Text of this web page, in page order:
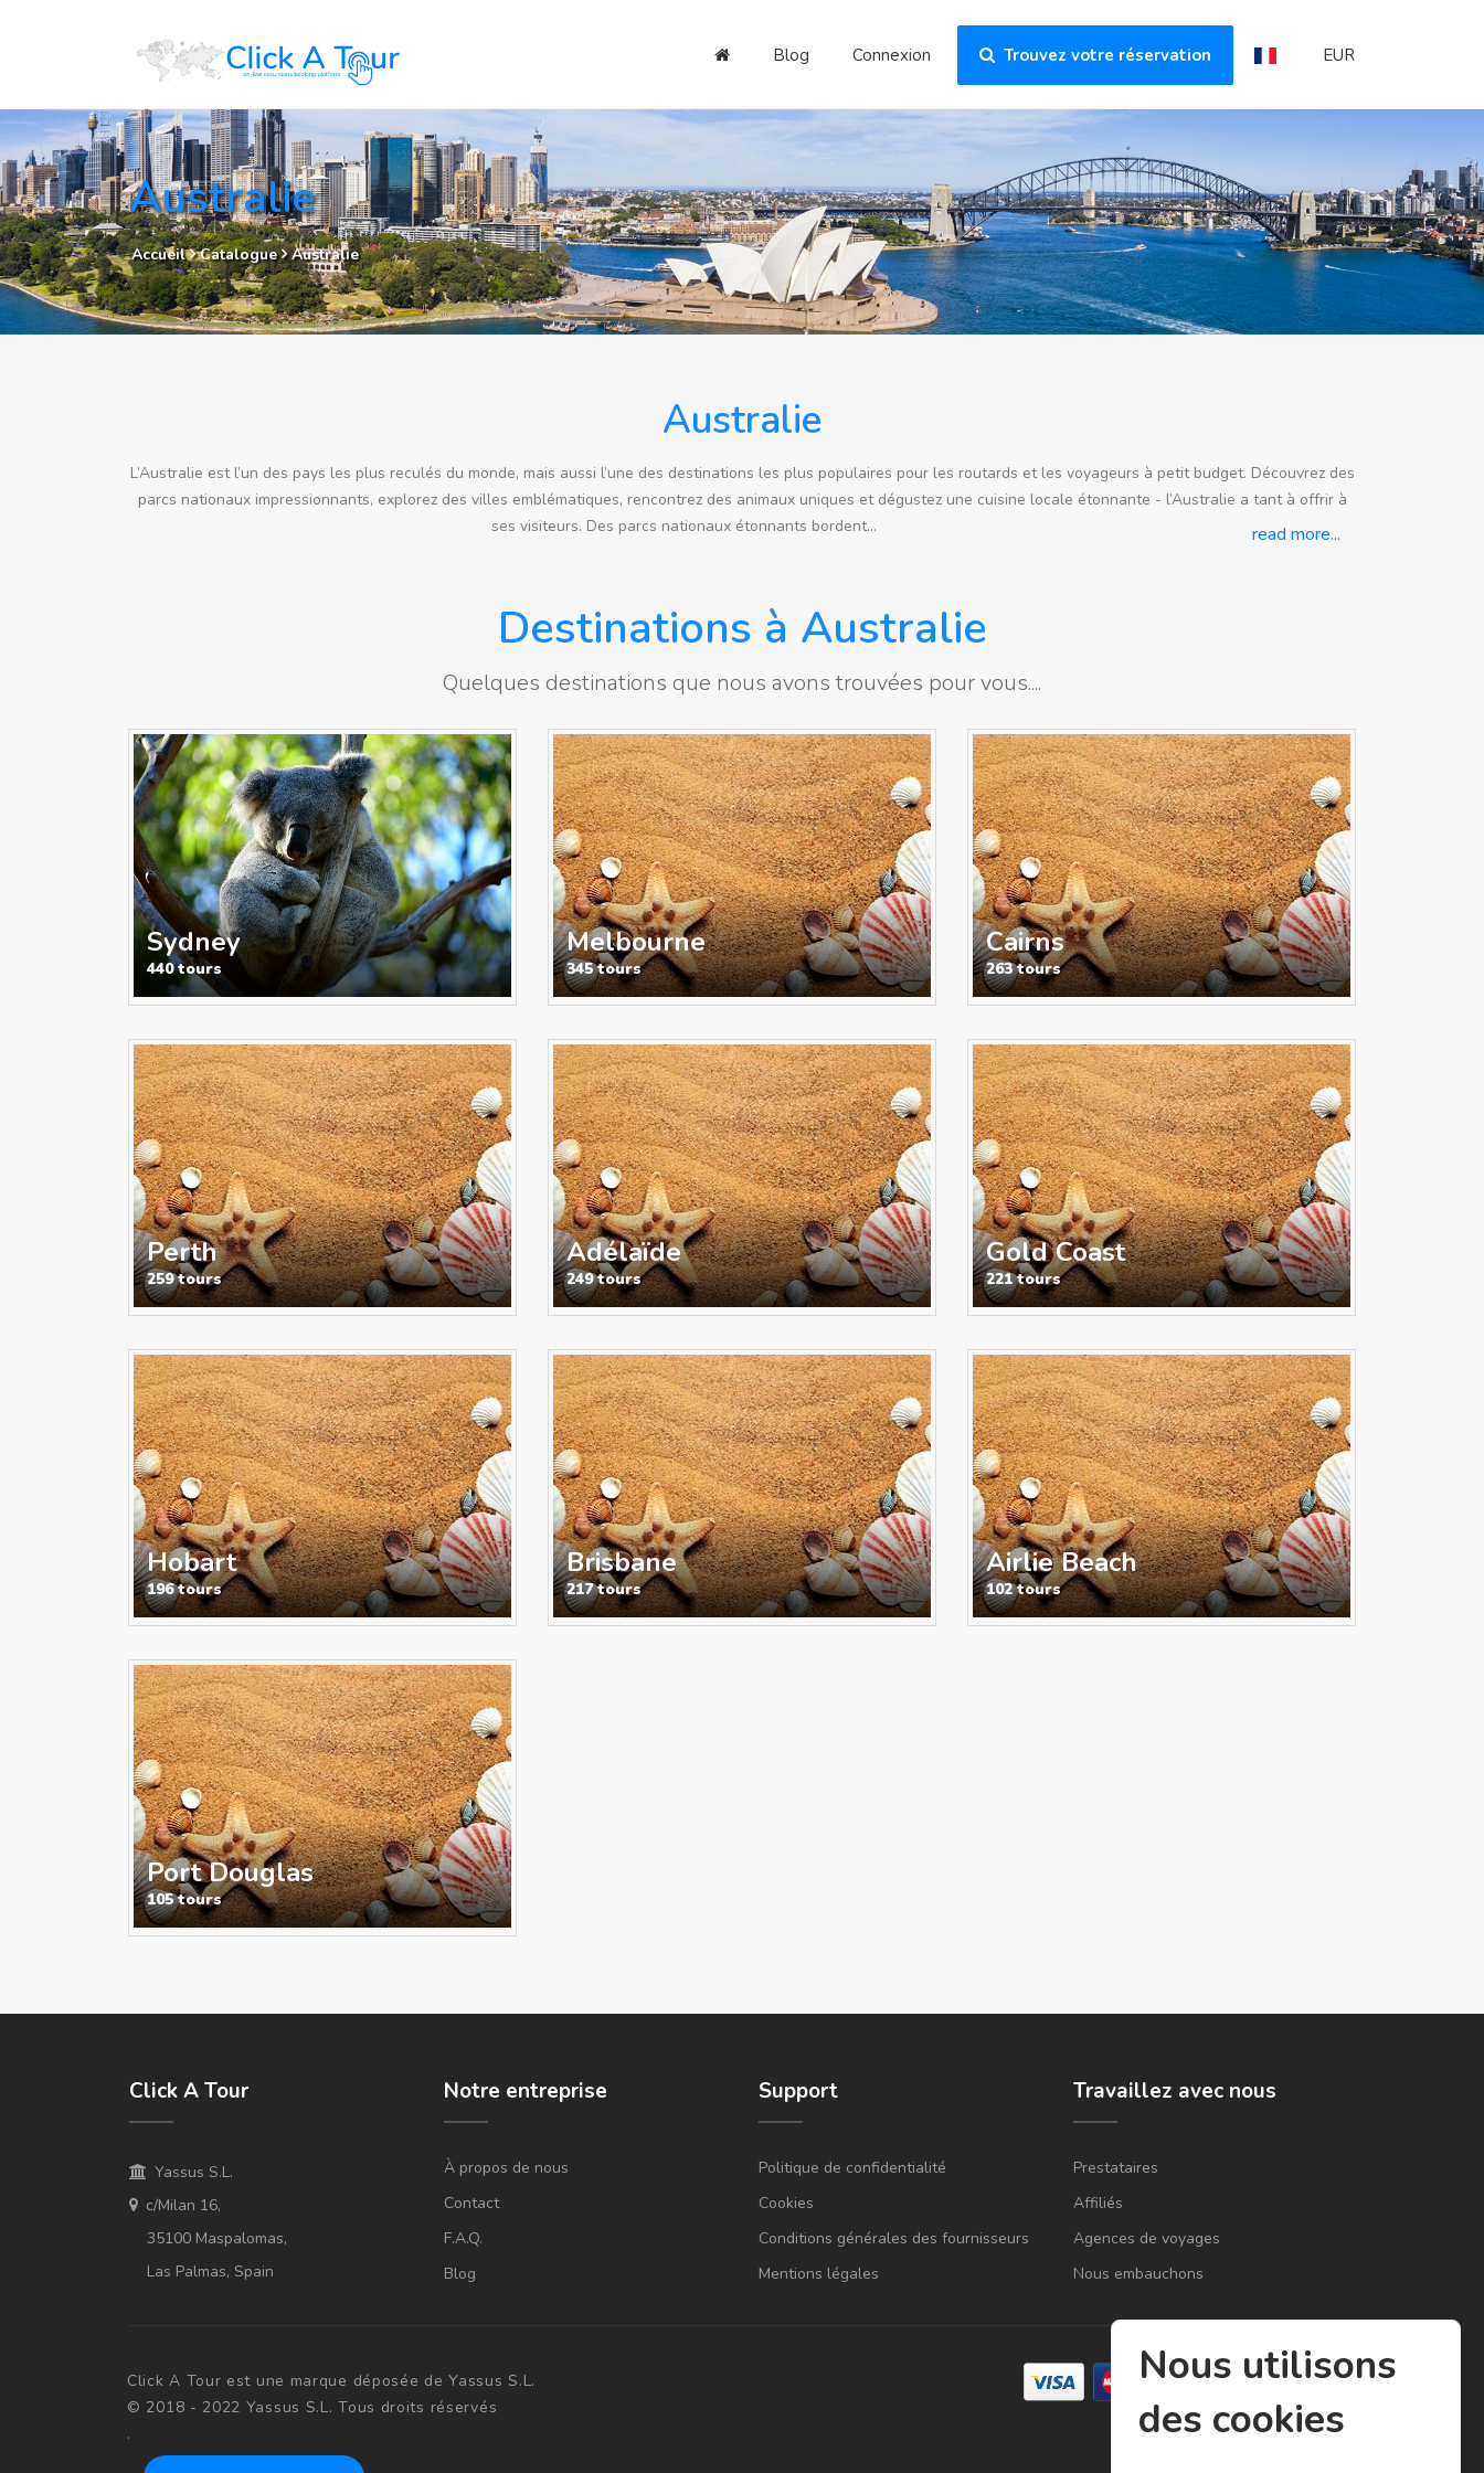
Blog Connexion Trouvez votre réservation EUR
Australie
Accueil Catalogue Australie
Australie
L’Australie est l’un des pays les plus reculés du monde, mais aussi l’une des destinations les plus populaires pour les routards et les voyageurs à petit budget. Découvrez des
parcs nationaux impressionnants, explorez des villes emblématiques, rencontrez des animaux uniques et dégustez une cuisine locale étonnante - l’Australie a tant à offrir à
ses visiteurs. Des parcs nationaux étonnants bordent...
read more...
Destinations à Australie
Quelques destinations que nous avons trouvées pour vous....
Sydney
440 tours
Melbourne
345 tours
Cairns
263 tours
Perth
259 tours
Adélaïde
249 tours
Gold Coast
221 tours
Hobart
196 tours
Brisbane
217 tours
Airlie Beach
102 tours
Port Douglas
105 tours
Click A Tour
Yassus S.L.
c/Milan 16,
35100 Maspalomas,
Las Palmas, Spain
Notre entreprise
À propos de nous
Contact
F.A.Q.
Blog
Support
Politique de confidentialité
Cookies
Conditions générales des fournisseurs
Mentions légales
Travaillez avec nous
Prestataires
Affiliés
Agences de voyages
Nous embauchons
Click A Tour est une marque déposée de Yassus S.L.
© 2018 - 2022 Yassus S.L. Tous droits réservés
.
Nous utilisons
des cookies